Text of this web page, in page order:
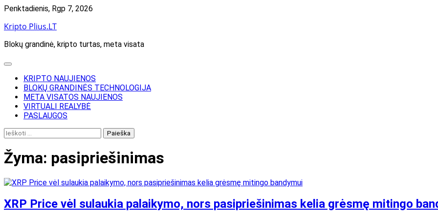
Skip
content
Penktadienis, Rgp 7, 2026
Kripto Plius.LT
Blokų grandinė, kripto turtas, meta visata
KRIPTO NAUJIENOS
BLOKŲ GRANDINĖS TECHNOLOGIJA
META VISATOS NAUJIENOS
VIRTUALI REALYBĖ
PASLAUGOS
Ieškoti:
Žyma: pasipriešinimas
XRP Price vėl sulaukia palaikymo, nors pasipriešinimas kelia grėsmę mitingo